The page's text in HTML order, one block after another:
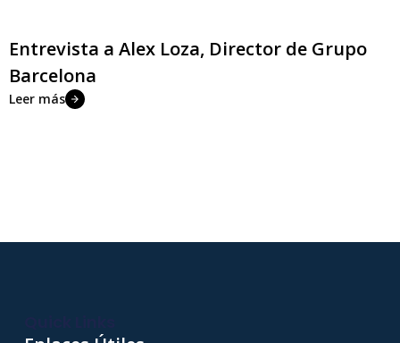
Entrevista a Alex Loza, Director de Grupo
Barcelona
Leer más